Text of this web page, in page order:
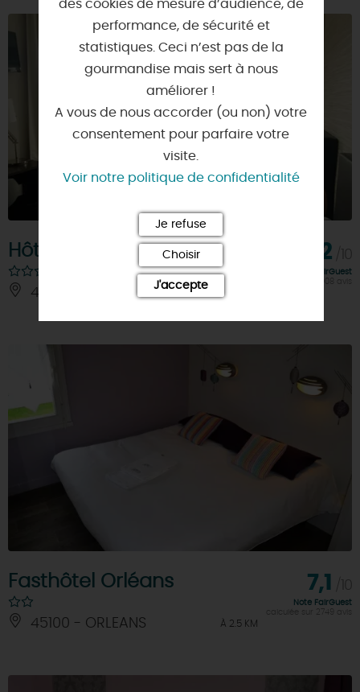
Hôtel Marguerite
45000 - ORLEANS
8,2
Note FairGuest
Fasthôtel Orléans
45100 - ORLEANS À 2.5 KM
7,1
Note FairGuest
des cookies de mesure d’audience, de
performance, de sécurité et
statistiques. Ceci n’est pas de la
gourmandise mais sert à nous
améliorer !
A vous de nous accorder (ou non) votre
consentement pour parfaire votre
visite.
Voir notre politique de confidentialité
Je refuse
Choisir
J'accepte